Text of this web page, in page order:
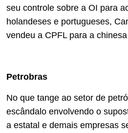
seu controle sobre a OI para
holandeses e portugueses,
vendeu a CPFL para a
Petrobras
No que tange ao setor de
escândalo envolvendo o
a estatal e demais empresas